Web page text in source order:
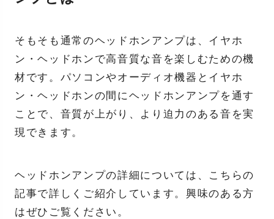
そもそも通常のヘッドホンアンプは、イヤホ
ン・ヘッドホンで高音質な音を楽しむための機
材です。パソコンやオーディオ機器とイヤホ
ン・ヘッドホンの間にヘッドホンアンプを通す
ことで、音質が上がり、より迫力のある音を実
現できます。
ヘッドホンアンプの詳細については、こちらの
記事で詳しくご紹介しています。興味のある方
はぜひご覧ください。